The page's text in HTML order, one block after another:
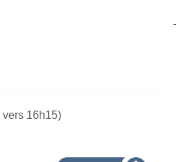
vers 16h15)
-